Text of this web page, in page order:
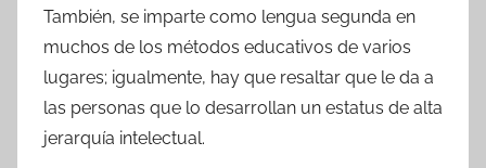
También, se imparte como lengua segunda en
muchos de los métodos educativos de varios
lugares; igualmente, hay que resaltar que le da a
las personas que lo desarrollan un estatus de alta
jerarquía intelectual.